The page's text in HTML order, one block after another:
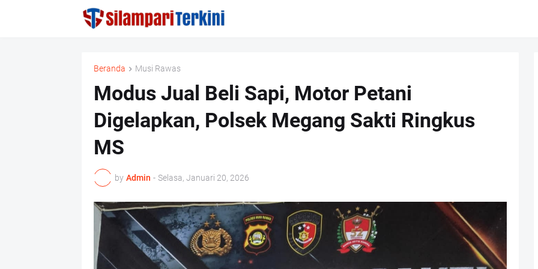
Beranda Musi Rawas
Modus Jual Beli Sapi, Motor Petani
Digelapkan, Polsek Megang Sakti Ringkus
MS
by Admin - Selasa, Januari 20, 2026